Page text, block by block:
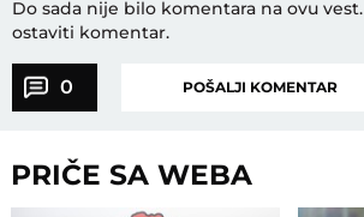
Do sada nije bilo komentara na ovu vest.
ostaviti komentar.
0 POŠALJI KOMENTAR
PRIČE SA WEBA